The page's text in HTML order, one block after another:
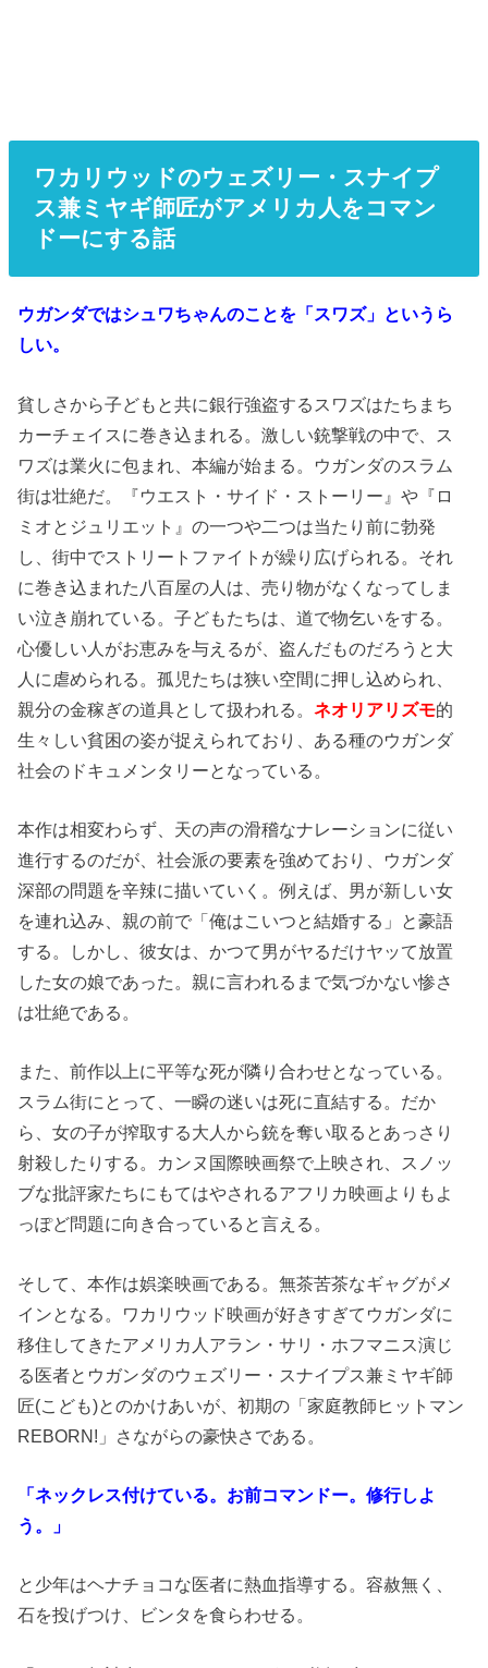
ワカリウッドのウェズリー・スナイプ
ス兼ミヤギ師匠がアメリカ人をコマン
ドーにする話
ウガンダではシュワちゃんのことを「スワズ」というら
しい。
貧しさから子どもと共に銀行強盗するスワズはたちまち
カーチェイスに巻き込まれる。激しい銃撃戦の中で、ス
ワズは業火に包まれ、本編が始まる。ウガンダのスラム
街は壮絶だ。『ウエスト・サイド・ストーリー』や『ロ
ミオとジュリエット』の一つや二つは当たり前に勃発
し、街中でストリートファイトが繰り広げられる。それ
に巻き込まれた八百屋の人は、売り物がなくなってしま
い泣き崩れている。子どもたちは、道で物乞いをする。
心優しい人がお恵みを与えるが、盗んだものだろうと大
人に虐められる。孤児たちは狭い空間に押し込められ、
親分の金稼ぎの道具として扱われる。ネオリアリズモ的
生々しい貧困の姿が捉えられており、ある種のウガンダ
社会のドキュメンタリーとなっている。
本作は相変わらず、天の声の滑稽なナレーションに従い
進行するのだが、社会派の要素を強めており、ウガンダ
深部の問題を辛辣に描いていく。例えば、男が新しい女
を連れ込み、親の前で「俺はこいつと結婚する」と豪語
する。しかし、彼女は、かつて男がヤるだけヤッて放置
した女の娘であった。親に言われるまで気づかない惨さ
は壮絶である。
また、前作以上に平等な死が隣り合わせとなっている。
スラム街にとって、一瞬の迷いは死に直結する。だか
ら、女の子が搾取する大人から銃を奪い取るとあっさり
射殺したりする。カンヌ国際映画祭で上映され、スノッ
ブな批評家たちにもてはやされるアフリカ映画よりもよ
っぽど問題に向き合っていると言える。
そして、本作は娯楽映画である。無茶苦茶なギャグがメ
インとなる。ワカリウッド映画が好きすぎてウガンダに
移住してきたアメリカ人アラン・サリ・ホフマニス演じ
る医者とウガンダのウェズリー・スナイプス兼ミヤギ師
匠(こども)とのかけあいが、初期の「家庭教師ヒットマン
REBORN!」さながらの豪快さである。
「ネックレス付けている。お前コマンドー。修行しよ
う。」
と少年はヘナチョコな医者に熱血指導する。容赦無く、
石を投げつけ、ビンタを食らわせる。